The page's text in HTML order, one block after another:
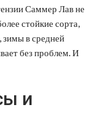
Саммер Лав не
стойкие сорта,
зимы в средней
без проблем. И
и